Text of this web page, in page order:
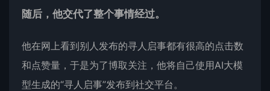
随后，他交代了整个事情经过。
他在网上看到别人发布的寻人启事都有很高的点击数
和点赞量，于是为了博取关注，他将自己使用AI大模
型生成的“寻人启事”发布到社交平台。